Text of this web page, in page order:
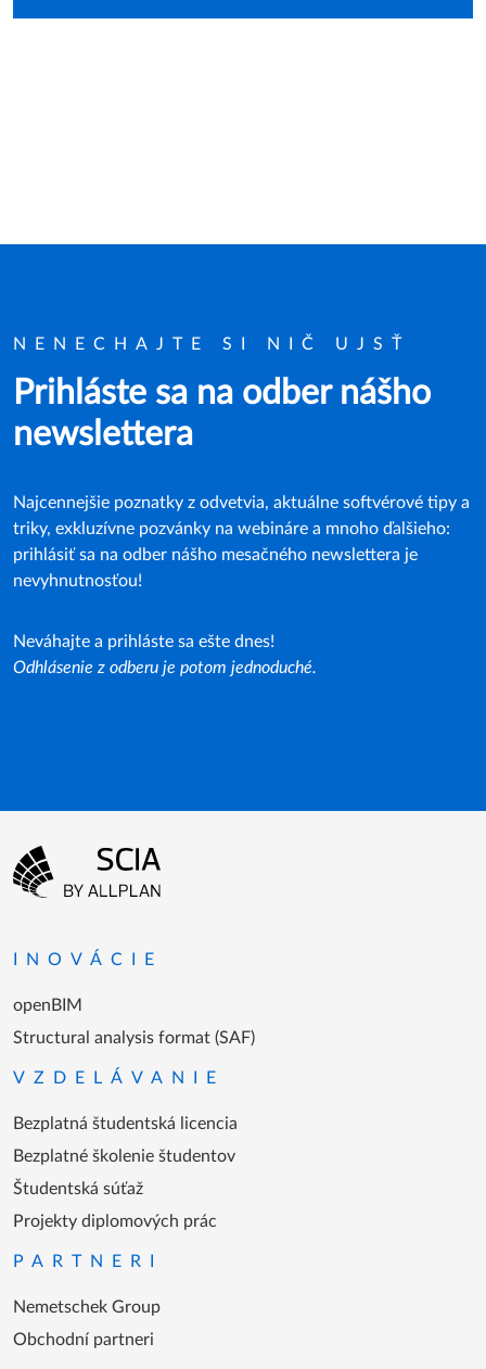
NENECHAJTE SI NIČ UJSŤ
Prihláste sa na odber nášho
newslettera
Najcennejšie poznatky z odvetvia, aktuálne softvérové tipy a
triky, exkluzívne pozvánky na webináre a mnoho ďalšieho:
prihlásiť sa na odber nášho mesačného newslettera je
nevyhnutnosťou!
Neváhajte a prihláste sa ešte dnes!
Odhlásenie z odberu je potom jednoduché.
Menu v päte
INOVÁCIE
openBIM
Structural analysis format (SAF)
VZDELÁVANIE
Bezplatná študentská licencia
Bezplatné školenie študentov
Študentská súťaž
Projekty diplomových prác
PARTNERI
Nemetschek Group
Obchodní partneri